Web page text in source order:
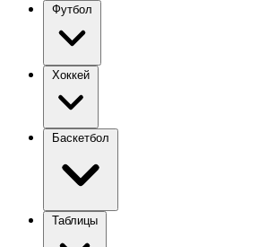
Футбол
Хоккей
Баскетбол
Таблицы